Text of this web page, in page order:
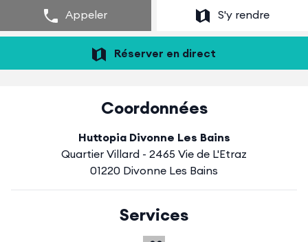
Appeler S'y rendre
Réserver en direct
Coordonnées
Huttopia Divonne Les Bains
Quartier Villard - 2465 Vie de L'Etraz
01220 Divonne Les Bains
Services